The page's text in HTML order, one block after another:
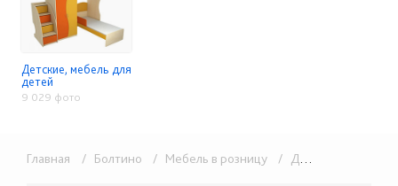
Детские, мебель для
детей
9 029 фото
Главная / Болтино / Мебель в розницу / Детские, мебель для детей